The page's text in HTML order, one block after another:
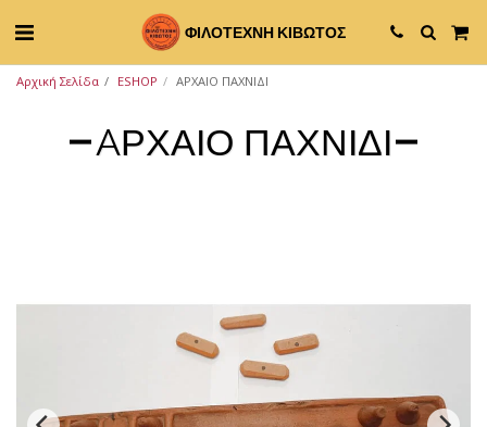
ΦΙΛΟΤΕΧΝΗ ΚΙΒΩΤΟΣ
Αρχική Σελίδα ESHOP AΡΧΑΙΟ ΠΑΧΝΙΔΙ
AΡΧΑΙΟ ΠΑΧΝΙΔΙ